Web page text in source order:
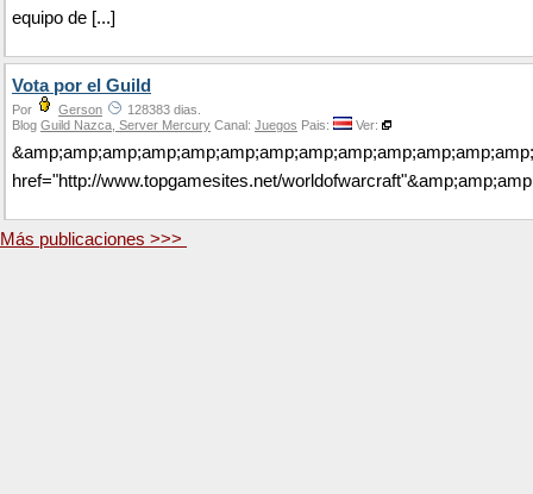
equipo de [...]
Vota por el Guild
Por Gerson
128383 dias.
Blog Guild Nazca, Server Mercury Canal: Juegos Pais: Ver:
href="http://www.topgamesites.net/
Más publicaciones >>>